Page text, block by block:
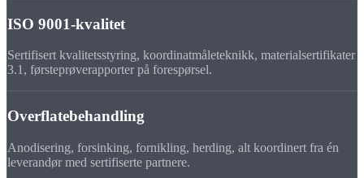
ISO 9001-kvalitet
Sertifisert kvalitetsstyring, koordinatmåleteknikk, materialsertifikater
3.1, førsteprøverapporter på forespørsel.
Overflatebehandling
Anodisering, forsinking, fornikling, herding, alt koordinert fra én
leverandør med sertifiserte partnere.